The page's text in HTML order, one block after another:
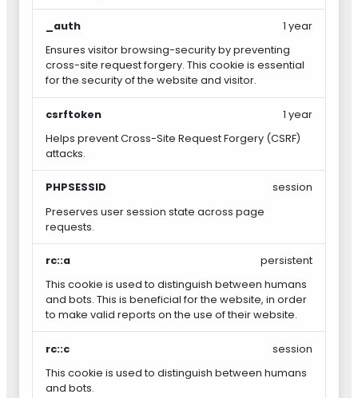
_auth
Ensures visitor browsing-security by preventing
cross-site request forgery. This cookie is essential
for the security of the website and visitor.
1 year
csrftoken
Helps prevent Cross-Site Request Forgery (CSRF)
attacks.
1 year
PHPSESSID
Preserves user session state across page
requests.
session
rc::a
This cookie is used to distinguish between humans
and bots. This is beneficial for the website, in order
to make valid reports on the use of their website.
persistent
rc::c
This cookie is used to distinguish between humans
and bots.
session